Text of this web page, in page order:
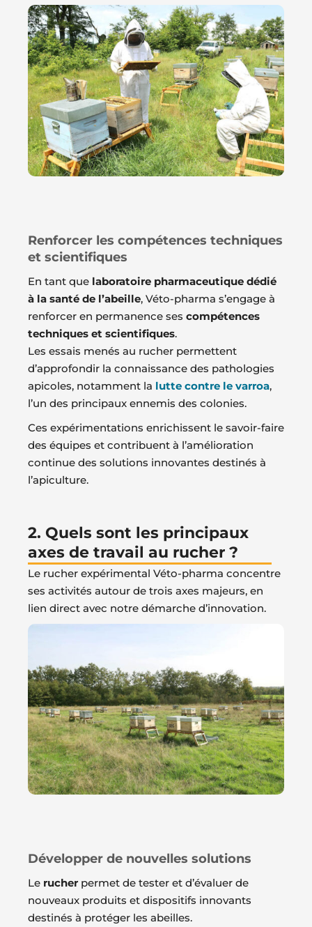
Renforcer les compétences techniques
et scientifiques
En tant que laboratoire pharmaceutique dédié
à la santé de l’abeille, Véto-pharma s’engage à
renforcer en permanence ses compétences
techniques et scientifiques.
Les essais menés au rucher permettent
d’approfondir la connaissance des pathologies
apicoles, notamment la lutte contre le varroa,
l’un des principaux ennemis des colonies.
Ces expérimentations enrichissent le savoir-faire
des équipes et contribuent à l’amélioration
continue des solutions innovantes destinés à
l’apiculture.
2. Quels sont les principaux
axes de travail au rucher ?
Le rucher expérimental Véto-pharma concentre
ses activités autour de trois axes majeurs, en
lien direct avec notre démarche d’innovation.
Développer de nouvelles solutions
Le rucher permet de tester et d’évaluer de
nouveaux produits et dispositifs innovants
destinés à protéger les abeilles.